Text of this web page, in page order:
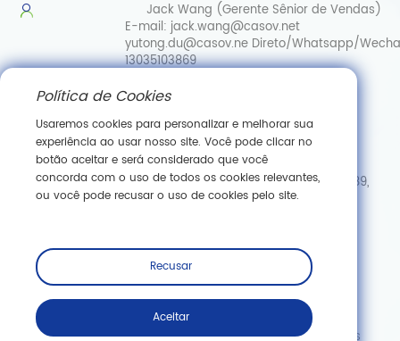
Jack Wang (Gerente Sênior de Vendas)
E-mail: jack.wang@casov.net
yutong.du@casov.ne Direto/Whatsapp/
13035103869
Serviços e sugestões
Direct/Whatsapp/Wechat: 0086-
15307143249
Hub de Inovação em Biologia Sintética de Wuhan, N.º 89,
Rua Gaokeyuan 3.ª, Zona de Desenvolvimento de Nova
Inscreva -se
Copyright © Wuhan Casov Green Biotech Co., Ltd. Todos os
Política de Cookies
Usaremos cookies para personalizar e melhorar sua
experiência ao usar nosso site. Você pode clicar no
botão aceitar e será considerado que você
concorda com o uso de todos os cookies relevantes,
ou você pode recusar o uso de cookies pelo site.
Recusar
Aceitar